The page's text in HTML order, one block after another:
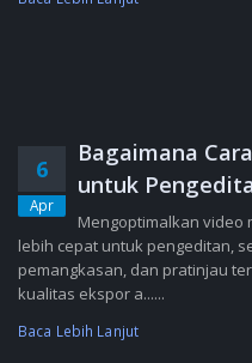
6
Apr
Bagaimana
untuk
Mengoptimalkan video
lebih cepat untuk pengeditan,
pemangkasan, dan pratinjau
kualitas ekspor a......
Baca Lebih Lanjut